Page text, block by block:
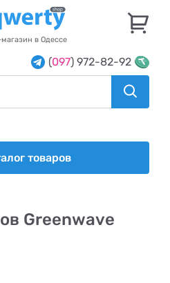
в Одессе
(097) 972-82-92
товаров
Greenwave